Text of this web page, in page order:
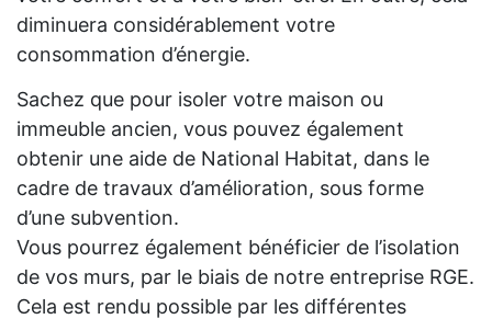
diminuera considérablement votre
consommation d’énergie.
Sachez que pour isoler votre maison ou
immeuble ancien, vous pouvez également
obtenir une aide de National Habitat, dans le
cadre de travaux d’amélioration, sous forme
d’une subvention.
Vous pourrez également bénéficier de l’isolation
de vos murs, par le biais de notre entreprise RGE.
Cela est rendu possible par les différentes